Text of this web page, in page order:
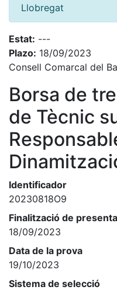
Llobregat
Estat: ---
Plazo: 18/09/2023
Consell Comarcal del
Borsa de
de Tècnic
Identificador
20230818O9
Finalització de
18/09/2023
Data de la prova
19/10/2023
Sistema de selecció